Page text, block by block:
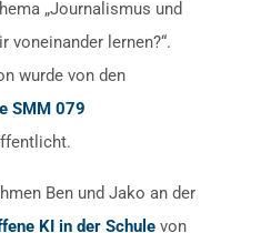
„Journalismus und
voneinander lernen?“.
wurde von den
SMM 079
Ben und Jako an der
KI in der Schule von